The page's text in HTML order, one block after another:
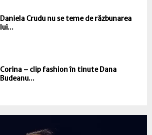
Daniela Crudu nu se teme de răzbunarea
lui...
Corina – clip fashion în tinute Dana
Budeanu...